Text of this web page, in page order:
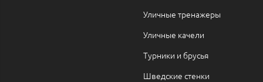
Уличные тренажеры
Уличные качели
Турники и брусья
Шведские стенки